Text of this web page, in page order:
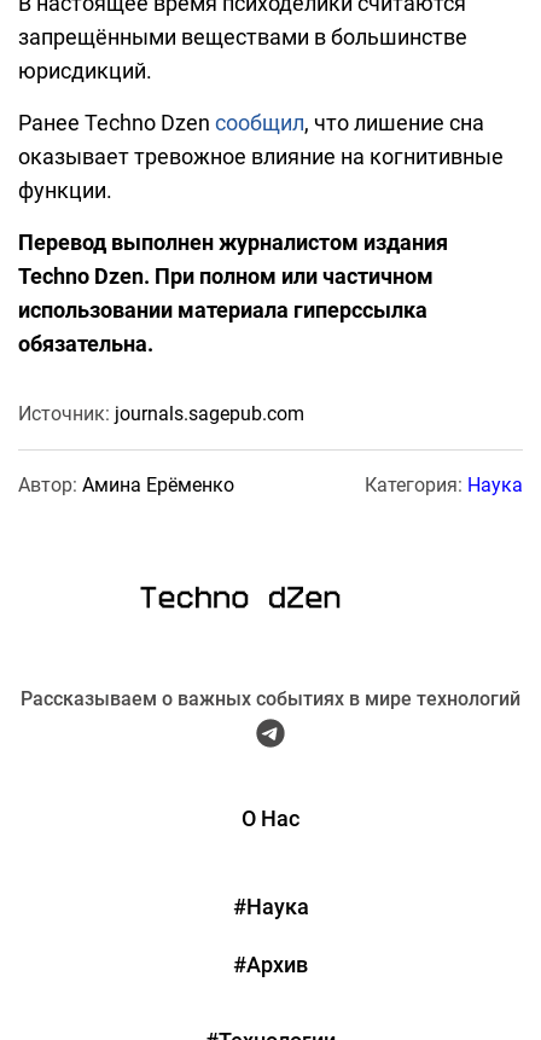
запрещёнными веществами в большинстве
юрисдикций.
Ранее Techno Dzen сообщил, что лишение сна
оказывает тревожное влияние на когнитивные
функции.
Перевод выполнен журналистом издания
Techno Dzen. При полном или частичном
использовании материала гиперссылка
обязательна.
Источник: journals.sagepub.com
Автор: Амина Ерёменко Категория: Наука
Рассказываем о важных событиях в мире технологий
О Нас
#Наука
#Архив